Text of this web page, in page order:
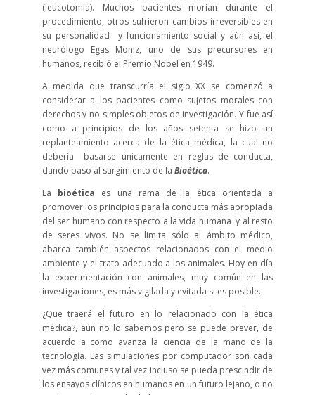
(leucotomía). Muchos pacientes morían durante el
procedimiento, otros sufrieron cambios irreversibles en
su personalidad y funcionamiento social y aún así, el
neurólogo Egas Moniz, uno de sus precursores en
humanos, recibió el Premio Nobel en 1949.
A medida que transcurría el siglo XX se comenzó a
considerar a los pacientes como sujetos morales con
derechos y no simples objetos de investigación. Y fue así
como a principios de los años setenta se hizo un
replanteamiento acerca de la ética médica, la cual no
debería basarse únicamente en reglas de conducta,
dando paso al surgimiento de la Bioética.
La bioética es una rama de la ética orientada a
promover los principios para la conducta más apropiada
del ser humano con respecto a la vida humana y al resto
de seres vivos. No se limita sólo al ámbito médico,
abarca también aspectos relacionados con el medio
ambiente y el trato adecuado a los animales. Hoy en día
la experimentación con animales, muy común en las
investigaciones, es más vigilada y evitada si es posible.
¿Que traerá el futuro en lo relacionado con la ética
médica?, aún no lo sabemos pero se puede prever, de
acuerdo a como avanza la ciencia de la mano de la
tecnología. Las simulaciones por computador son cada
vez más comunes y tal vez incluso se pueda prescindir de
los ensayos clínicos en humanos en un futuro lejano, o no